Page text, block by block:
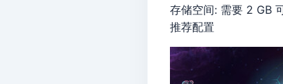
存储空间: 需要 2 GB
推荐配置